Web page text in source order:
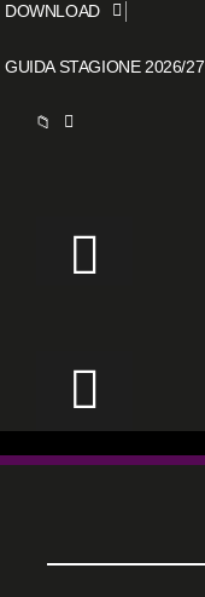
DOWNLOAD
GUIDA STAGIONE 2026/27
📁